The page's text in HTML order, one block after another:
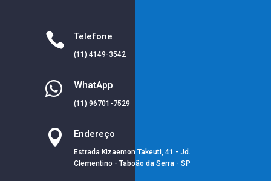
 Telefone
(11) 4149-3542
 WhatApp
(11) 96701-7529
 Endereço
Estrada Kizaemon Takeuti, 41 - Jd.
Clementino - Taboão da Serra - SP